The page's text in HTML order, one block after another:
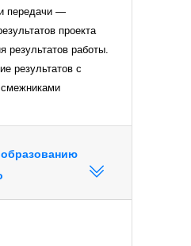
передачи —
проекта
результатов работы.
результатов с